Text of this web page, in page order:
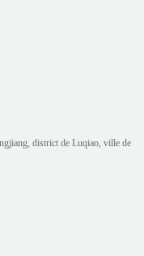
district de Luqiao, ville de